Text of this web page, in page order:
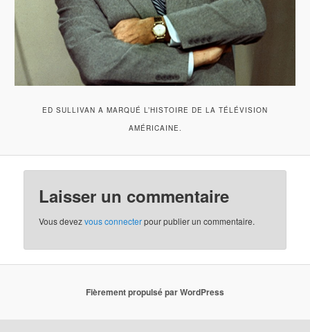
ED SULLIVAN A MARQUÉ L’HISTOIRE DE LA TÉLÉVISION
AMÉRICAINE.
Laisser un commentaire
Vous devezvous connecterpour publier un commentaire.
Fièrement propulsé par WordPress